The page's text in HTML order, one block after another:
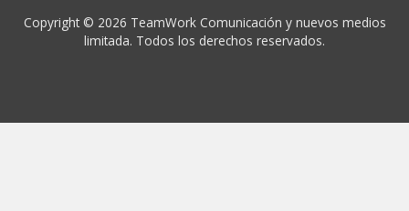
Copyright © 2026 TeamWork Comunicación y nuevos medios
limitada. Todos los derechos reservados.